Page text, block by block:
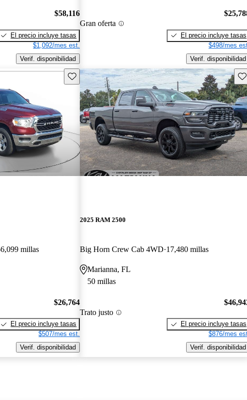
$58,116
El precio incluye tasas
$1,092/mes est.
Verif. disponibilidad
Gran oferta
El precio incluye tasas
$498/mes
Verif. disponibilidad
Guarda este Aviso
millas
$26,764
El precio incluye tasas
$507/mes est.
Verif. disponibilidad
2025 RAM 2500
Big Horn Crew Cab 4WD 17,480 millas
Marianna, FL
50 millas
Trato justo
El precio incluye tasas
$876/mes
Verif. disponibilidad